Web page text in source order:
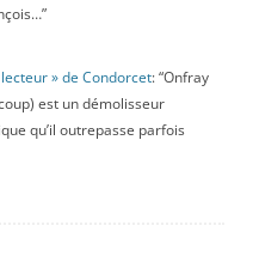
”
» de Condorcet: “Onfray
est un démolisseur
qu’il outrepasse parfois